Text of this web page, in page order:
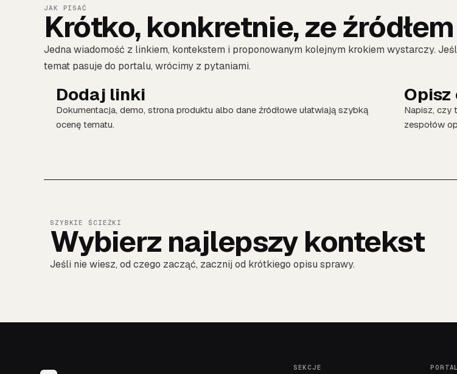
JAK PISAĆ
Krótko, konkretnie, ze źródłem
Jedna wiadomość z linkiem, kontekstem i proponowanym kolejnym krokiem wystarczy.
temat pasuje do portalu, wrócimy z pytaniami.
Dodaj linki
Dokumentacja, demo, strona produktu albo dane źródłowe ułatwiają szybką
ocenę tematu.
Napisz, czy
zespołów
SZYBKIE ŚCIEŻKI
Wybierz najlepszy kontekst
Jeśli nie wiesz, od czego zacząć, zacznij od krótkiego opisu sprawy.
SEKCJE PORTAL